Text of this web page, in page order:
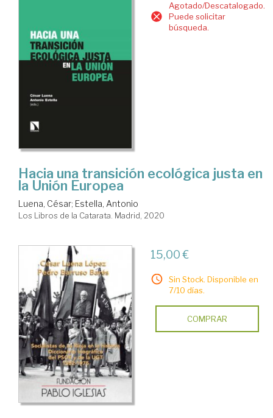
Agotado/Descatalogado.
Puede solicitar
búsqueda.
Hacia una transición ecológica justa en
la Unión Europea
Luena, César; Estella, Antonio
Los Libros de la Catarata. Madrid, 2020
15,00 €
Sin Stock. Disponible en
7/10 días.
COMPRAR